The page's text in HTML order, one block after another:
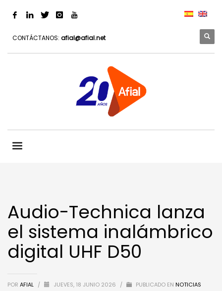
CONTÁCTANOS: afial@afial.net
Audio-Technica lanza
el sistema inalámbrico
digital UHF D50
POR AFIAL / JUEVES, 18 JUNIO 2026 / PUBLICADO EN NOTICIAS